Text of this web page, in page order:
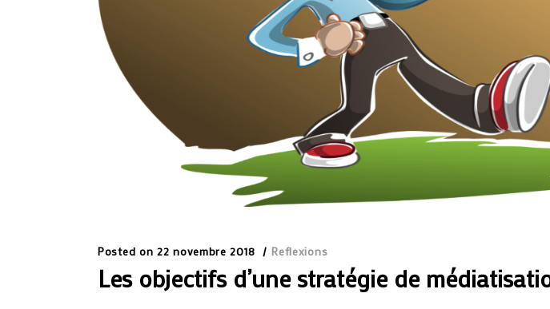
Posted on 22 novembre 2018 Reflexions
Les objectifs d’une stratégie de